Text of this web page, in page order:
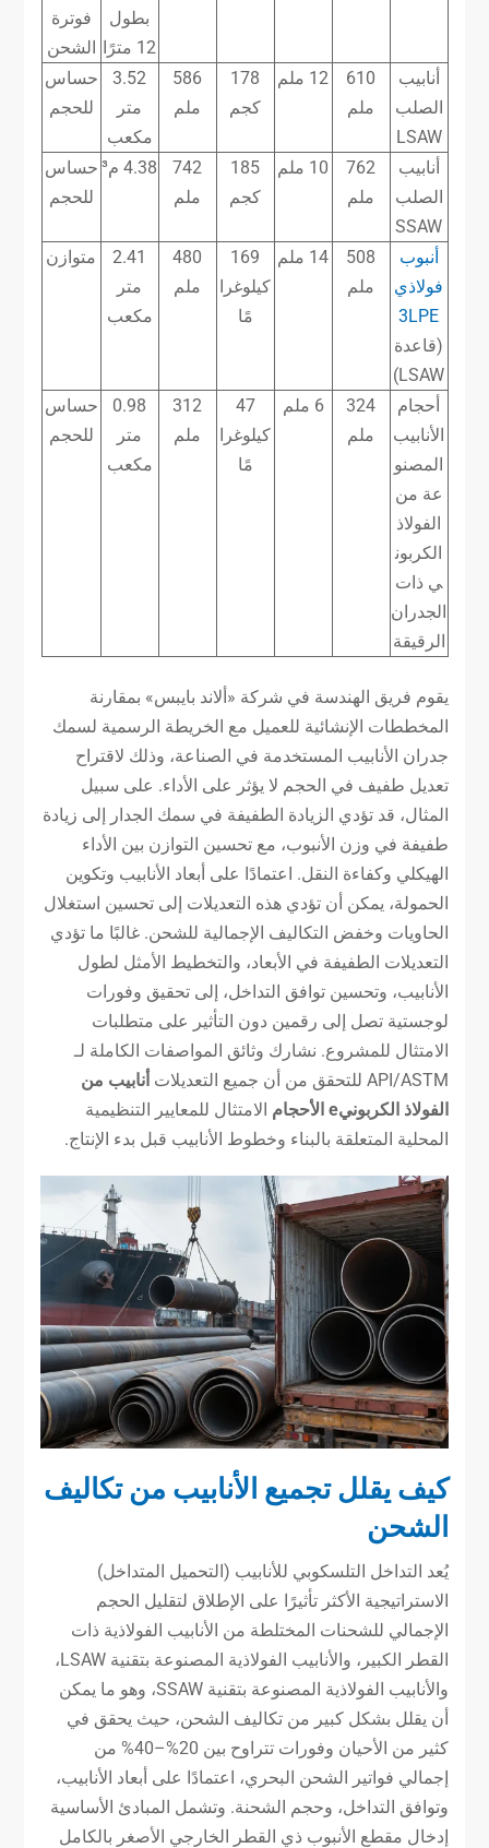
بطول
12 مترًا
فوترة
الشحن
أنابيب
الصلب
LSAW
610
ملم
12 ملم
178
كجم
586
ملم
3.52
متر
مكعب
حساس
للحجم
أنابيب
الصلب
SSAW
762
ملم
10 ملم
185
كجم
742
ملم
4.38 م³
حساس
للحجم
أنبوب
فولاذي
3LPE
(قاعدة
LSAW)
508
ملم
14 ملم
169
كيلوغرا
مًا
480
ملم
2.41
متر
مكعب
متوازن
أحجام
الأنابيب
المصنو
عة من
الفولاذ
الكربون
ي ذات
الجدران
الرقيقة
324
ملم
6 ملم
47
كيلوغرا
مًا
312
ملم
0.98
متر
مكعب
حساس
للحجم
يقوم فريق الهندسة في شركة «ألاند بايبس» بمقارنة
المخططات الإنشائية للعميل مع الخريطة الرسمية لسمك
جدران الأنابيب المستخدمة في الصناعة، وذلك لاقتراح
تعديل طفيف في الحجم لا يؤثر على الأداء. على سبيل
المثال، قد تؤدي الزيادة الطفيفة في سمك الجدار إلى زيادة
طفيفة في وزن الأنبوب، مع تحسين التوازن بين الأداء
الهيكلي وكفاءة النقل. اعتمادًا على أبعاد الأنابيب وتكوين
الحمولة، يمكن أن تؤدي هذه التعديلات إلى تحسين استغلال
الحاويات وخفض التكاليف الإجمالية للشحن. غالبًا ما تؤدي
التعديلات الطفيفة في الأبعاد، والتخطيط الأمثل لطول
الأنابيب، وتحسين توافق التداخل، إلى تحقيق وفورات
لوجستية تصل إلى رقمين دون التأثير على متطلبات
الامتثال للمشروع. نشارك وثائق المواصفات الكاملة لـ
API/ASTM للتحقق من أن جميع التعديلات
أنابيب من
الفولاذ الكربونيe الأحجام الامتثال للمعايير التنظيمية
المحلية المتعلقة بالبناء وخطوط الأنابيب قبل بدء الإنتاج.
كيف يقلل تجميع الأنابيب من تكاليف
الشحن
يُعد التداخل التلسكوبي للأنابيب (التحميل المتداخل)
الاستراتيجية الأكثر تأثيرًا على الإطلاق لتقليل الحجم
الإجمالي للشحنات المختلطة من الأنابيب الفولاذية ذات
القطر الكبير، والأنابيب الفولاذية المصنوعة بتقنية LSAW،
والأنابيب الفولاذية المصنوعة بتقنية SSAW، وهو ما يمكن
أن يقلل بشكل كبير من تكاليف الشحن، حيث يحقق في
كثير من الأحيان وفورات تتراوح بين 20%–40% من
إجمالي فواتير الشحن البحري، اعتمادًا على أبعاد الأنابيب،
وتوافق التداخل، وحجم الشحنة. وتشمل المبادئ الأساسية
إدخال مقطع الأنبوب ذي القطر الخارجي الأصغر بالكامل